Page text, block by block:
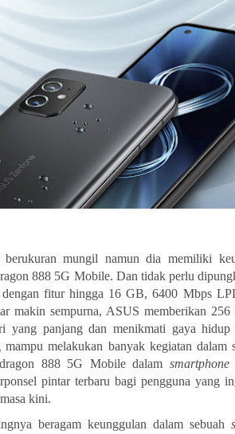
mungil namun dia memiliki
888 5G Mobile. Dan tidak perlu
dengan fitur hingga 16 GB, 6400 Mbps
makin sempurna, ASUS memberikan
yang panjang dan menikmati gaya
mampu melakukan banyak kegiatan dalam
888 5G Mobile dalamsmartphone
pintar terbaru bagi pengguna yang
masa kini.
beragam keunggulan dalam sebuah